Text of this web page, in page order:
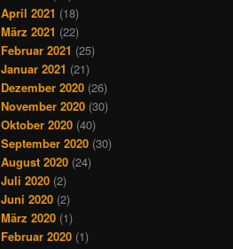
April 2021 (18)
März 2021 (22)
Februar 2021 (25)
Januar 2021 (21)
Dezember 2020 (26)
November 2020 (30)
Oktober 2020 (40)
September 2020 (30)
August 2020 (24)
Juli 2020 (2)
Juni 2020 (2)
März 2020 (1)
Februar 2020 (1)